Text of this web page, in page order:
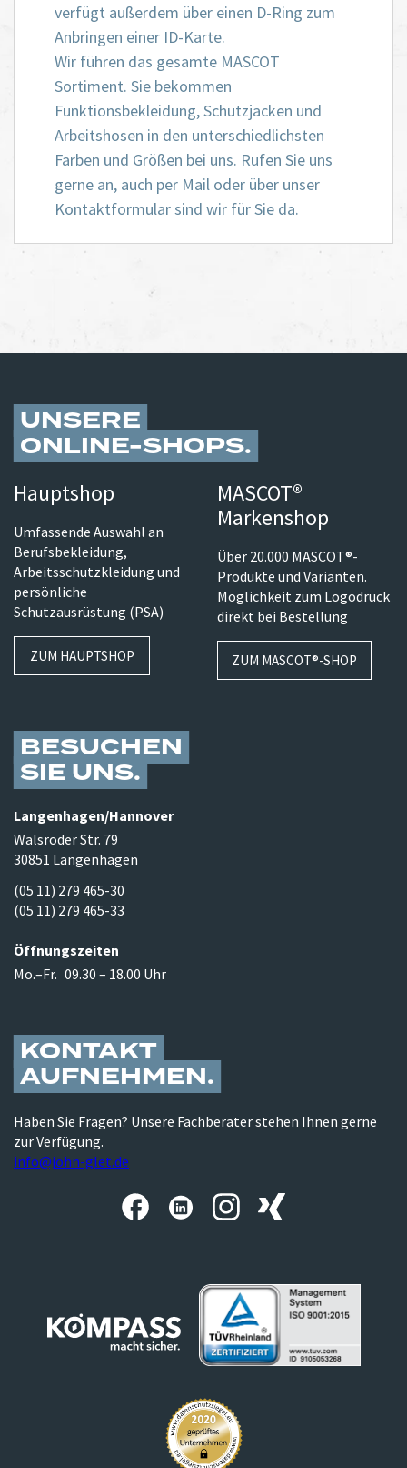
verfügt außerdem über einen D-Ring zum
Anbringen einer ID-Karte.
Wir führen das gesamte MASCOT
Sortiment. Sie bekommen
Funktionsbekleidung, Schutzjacken und
Arbeitshosen in den unterschiedlichsten
Farben und Größen bei uns. Rufen Sie uns
gerne an, auch per Mail oder über unser
Kontaktformular sind wir für Sie da.
UNSERE
ONLINE-SHOPS
Hauptshop
Umfassende Auswahl an
Berufsbekleidung,
Arbeitsschutzkleidung und
persönliche
Schutzausrüstung (PSA)
ZUM HAUPTSHOP
MASCOT®
Markenshop
Über 20.000 MASCOT®-
Produkte und Varianten.
Möglichkeit zum Logodruck
direkt bei Bestellung
ZUM MASCOT®-SHOP
BESUCHEN
SIE UNS
Langenhagen/​Hannover
Walsroder Str. 79
30851 Langenhagen
(05 11) 279 465-30
(05 11) 279 465-33
Öffnungszeiten
Mo.–Fr. 09.30 – 18.00 Uhr
KONTAKT
AUFNEHMEN
Haben Sie Fragen? Unsere Fachberater stehen Ihnen gerne
zur Verfügung.
info@john-glet.de